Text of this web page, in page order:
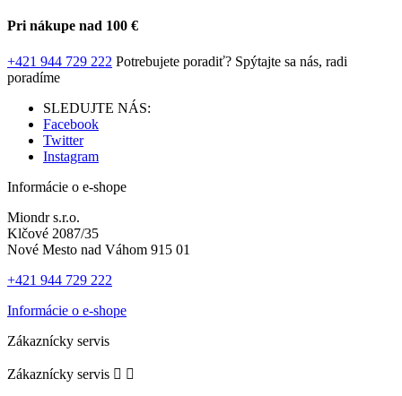
Pri nákupe nad 100 €
+421 944 729 222 Potrebujete poradiť? Spýtajte sa nás, radi
poradíme
SLEDUJTE NÁS:
Facebook
Twitter
Instagram
Informácie o e-shope
Miondr s.r.o.
Klčové 2087/35
Nové Mesto nad Váhom 915 01
+421 944 729 222
Informácie o e-shope
Zákaznícky servis
Zákaznícky servis  